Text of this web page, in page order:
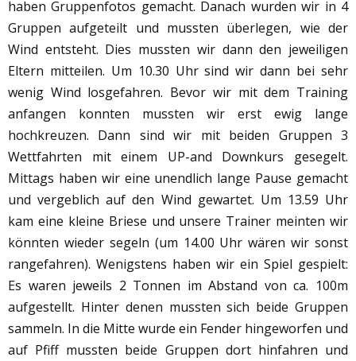
haben Gruppenfotos gemacht. Danach wurden wir in 4
Gruppen aufgeteilt und mussten überlegen, wie der
Wind entsteht. Dies mussten wir dann den jeweiligen
Eltern mitteilen. Um 10.30 Uhr sind wir dann bei sehr
wenig Wind losgefahren. Bevor wir mit dem Training
anfangen konnten mussten wir erst ewig lange
hochkreuzen. Dann sind wir mit beiden Gruppen 3
Wettfahrten mit einem UP-and Downkurs gesegelt.
Mittags haben wir eine unendlich lange Pause gemacht
und vergeblich auf den Wind gewartet. Um 13.59 Uhr
kam eine kleine Briese und unsere Trainer meinten wir
könnten wieder segeln (um 14.00 Uhr wären wir sonst
rangefahren). Wenigstens haben wir ein Spiel gespielt:
Es waren jeweils 2 Tonnen im Abstand von ca. 100m
aufgestellt. Hinter denen mussten sich beide Gruppen
sammeln. In die Mitte wurde ein Fender hingeworfen und
auf Pfiff mussten beide Gruppen dort hinfahren und